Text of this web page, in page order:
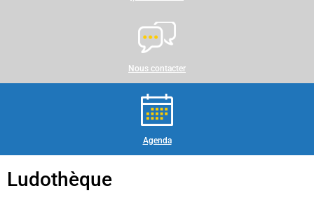
Nous contacter
Agenda
Ludothèque